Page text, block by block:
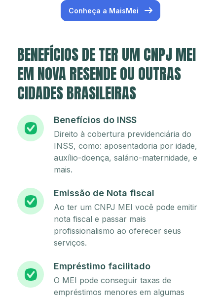
Conheça a MaisMei
BENEFÍCIOS DE TER UM CNPJ MEI
EM NOVA RESENDE OU OUTRAS
CIDADES BRASILEIRAS
Benefícios do INSS
Direito à cobertura previdenciária do
INSS, como: aposentadoria por idade,
auxílio-doença, salário-maternidade, e
mais.
Emissão de Nota fiscal
Ao ter um CNPJ MEI você pode emitir
nota fiscal e passar mais
profissionalismo ao oferecer seus
serviços.
Empréstimo facilitado
O MEI pode conseguir taxas de
empréstimos menores em algumas